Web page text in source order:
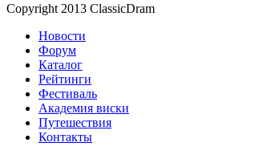
Copyright 2013 ClassicDram
Новости
Форум
Каталог
Рейтинги
Фестиваль
Академия виски
Путешествия
Контакты